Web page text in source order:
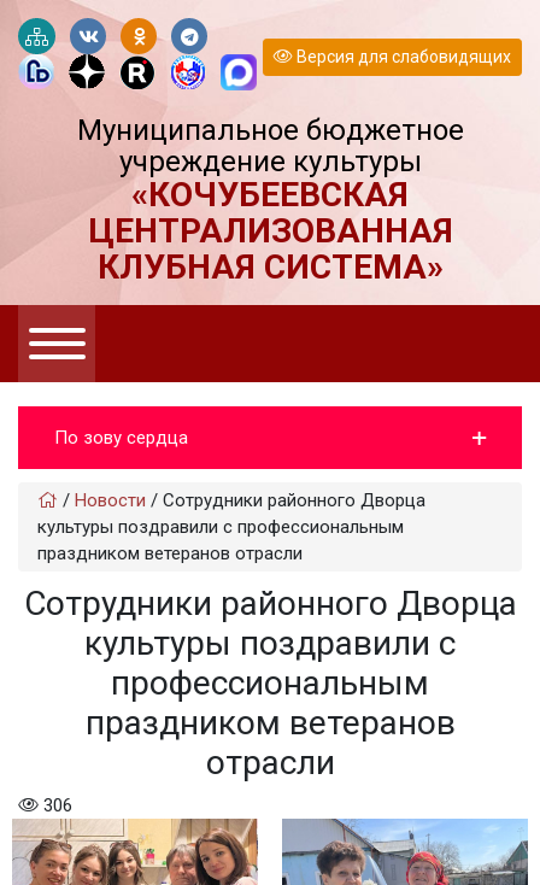
Версия для слабовидящих
Муниципальное бюджетное
учреждение культуры
«КОЧУБЕЕВСКАЯ
ЦЕНТРАЛИЗОВАННАЯ
КЛУБНАЯ СИСТЕМА»
По зову сердца
/ Новости / Сотрудники районного Дворца
культуры поздравили с профессиональным
праздником ветеранов отрасли
Сотрудники районного Дворца
культуры поздравили с
профессиональным
праздником ветеранов
отрасли
306